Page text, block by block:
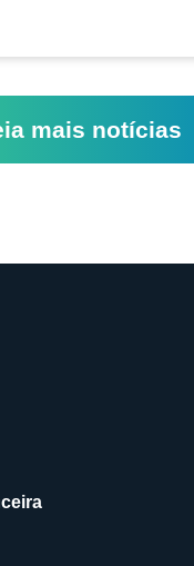
mais notícias